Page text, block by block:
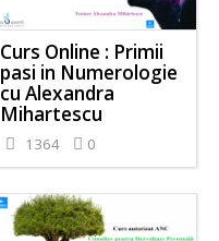
Curs Online : Primii
pasi in Numerologie
cu Alexandra
Mihartescu
1364 0